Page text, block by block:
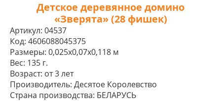
Детское деревянное домино
«Зверята» (28 фишек)
Артикул: 04537
Код: 4606088045375
Размеры: 0,025x0,07x0,118 м
Вес: 135 г.
Возраст: от 3 лет
Производитель: Десятое Королевство
Страна производства: БЕЛАРУСЬ